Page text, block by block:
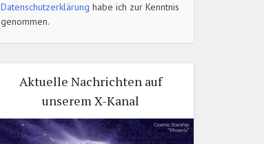
Datenschutzerklärung habe ich zur Kenntnis
genommen.
Aktuelle Nachrichten auf
unserem X-Kanal